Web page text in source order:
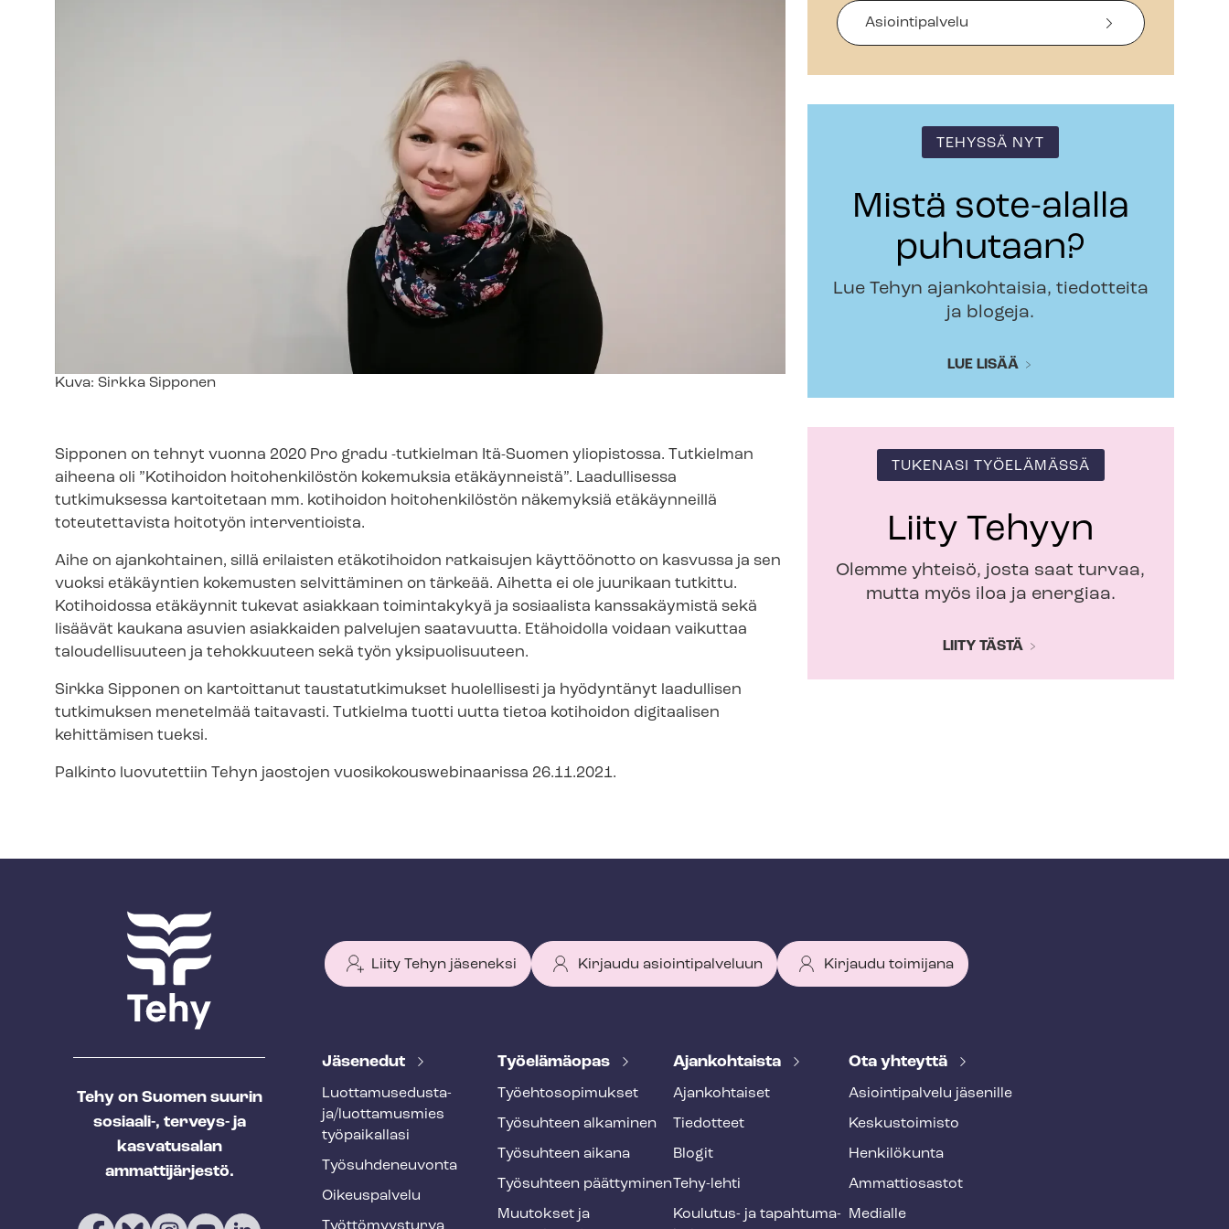
Kuvateksti
Kuva: Sirkka Sipponen
Sipponen on tehnyt vuonna 2020 Pro gradu -tutkielman Itä-Suomen yliopistossa. Tutkielman
aiheena oli ”Kotihoidon hoitohenkilöstön kokemuksia etäkäynneistä”. Laadullisessa
tutkimuksessa kartoitetaan mm. kotihoidon hoitohenkilöstön näkemyksiä etäkäynneillä
toteutettavista hoitotyön interventioista.
Aihe on ajankohtainen, sillä erilaisten etäkotihoidon ratkaisujen käyttöönotto on kasvussa ja sen
vuoksi etäkäyntien kokemusten selvittäminen on tärkeää. Aihetta ei ole juurikaan tutkittu.
Kotihoidossa etäkäynnit tukevat asiakkaan toimintakykyä ja sosiaalista kanssakäymistä sekä
lisäävät kaukana asuvien asiakkaiden palvelujen saatavuutta. Etähoidolla voidaan vaikuttaa
taloudellisuuteen ja tehokkuuteen sekä työn yksipuolisuuteen.
Sirkka Sipponen on kartoittanut taustatutkimukset huolellisesti ja hyödyntänyt laadullisen
tutkimuksen menetelmää taitavasti. Tutkielma tuotti uutta tietoa kotihoidon digitaalisen
kehittämisen tueksi.
Palkinto luovutettiin Tehyn jaostojen vuosikokouswebinaarissa 26.11.2021.
Asiointipalvelu
TEHYSSÄ NYT
Mistä sote-alalla
puhutaan?
Lue Tehyn ajankohtaisia, tiedotteita
ja blogeja.
LUE LISÄÄ
TUKENASI TYÖELÄMÄSSÄ
Liity Tehyyn
Olemme yhteisö, josta saat turvaa,
mutta myös iloa ja energiaa.
LIITY TÄSTÄ
Tehy on Suomen suurin
sosiaali-, terveys- ja
kasvatusalan
ammattijärjestö.
Liity Tehyn jäseneksi Kirjaudu asiointipalveluun Kirjaudu toimijana
T
h
y
f
o
Jäsenedut
Luot­ta­muse­dus­ta­
ja/luottamusmies
työpaikallasi
Työ­suh­de­neu­von­ta
Oikeuspalvelu
Työelämäopas
Työ­eh­to­so­pi­muk­set
Työsuhteen alkaminen
Työsuhteen aikana
Työsuhteen päättyminen
Muutokset ja
Ajankohtaista
Ajankohtaiset
Tiedotteet
Blogit
Tehy-lehti
Koulutus- ja ta­pah­tu­ma­
Ota yhteyttä
Asioin­ti­pal­ve­lu jäsenille
Keskustoimisto
Henkilökunta
Ammattiosastot
Medialle